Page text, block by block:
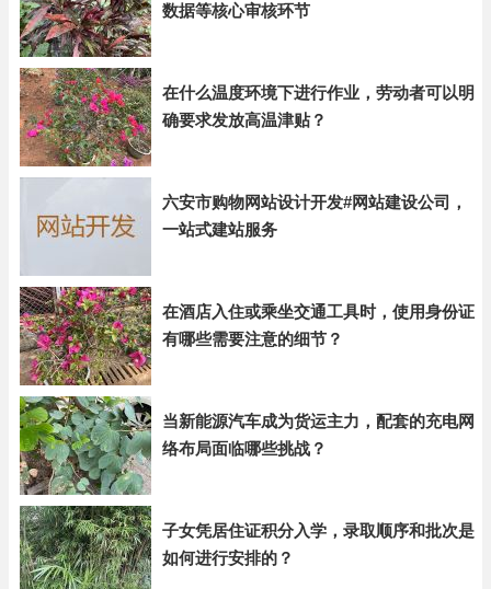
数据等核心审核环节
在什么温度环境下进行作业，劳动者可以明
确要求发放高温津贴？
六安市购物网站设计开发#网站建设公司，
一站式建站服务
在酒店入住或乘坐交通工具时，使用身份证
有哪些需要注意的细节？
当新能源汽车成为货运主力，配套的充电网
络布局面临哪些挑战？
子女凭居住证积分入学，录取顺序和批次是
如何进行安排的？